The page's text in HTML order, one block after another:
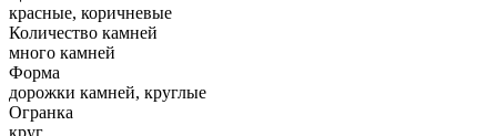
красные, коричневые
Количество камней
много камней
Форма
дорожки камней, круглые
Огранка
круг